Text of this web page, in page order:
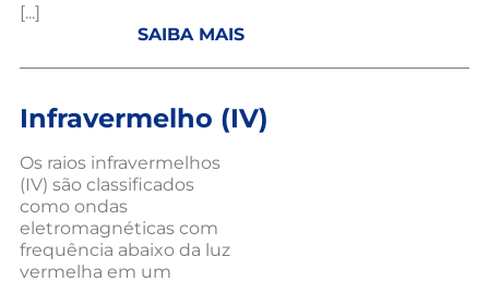
[...]
SAIBA MAIS
Infravermelho (IV)
Os raios infravermelhos
(IV) são classificados
como ondas
eletromagnéticas com
frequência abaixo da luz
vermelha em um